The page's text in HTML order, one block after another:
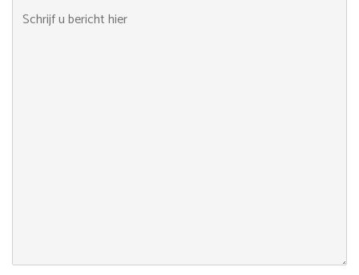
Schrijf u bericht hier